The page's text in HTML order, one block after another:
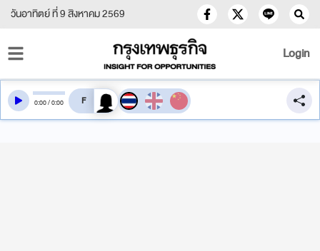
วันอาทิตย์ ที่ 9 สิงหาคม 2569
Login
0:00/0:00 สลับเสียงอ่าน